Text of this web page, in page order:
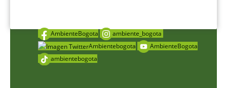
AmbienteBogota
ambiente_bogota
Ambientebogota
AmbienteBogota
ambientebogota